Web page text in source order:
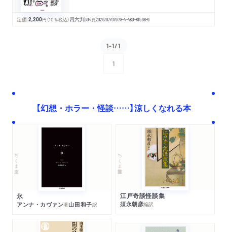
定価:2,200円 （10％税込）四六判304頁2026/07/07978-4-480-81598-9
1-1/1
1
【幻想・ホラー・怪談……】涼しくなれる本
ちくま文庫
氷
アンナ・カヴァン著山田和子訳
ちくま学芸文庫
江戸奇談怪談集
須永朝彦編訳